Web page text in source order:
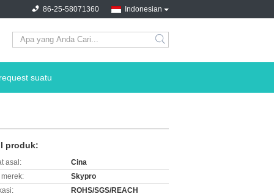
Indonesian
86-25-58071360
search
suatu
produk:
asal:
Cina
Skypro
ROHS/SGS/REACH